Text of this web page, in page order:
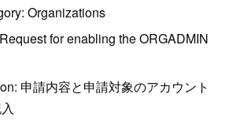
Organizations
for enabling the ORGADMIN
申請内容と申請対象のアカウント